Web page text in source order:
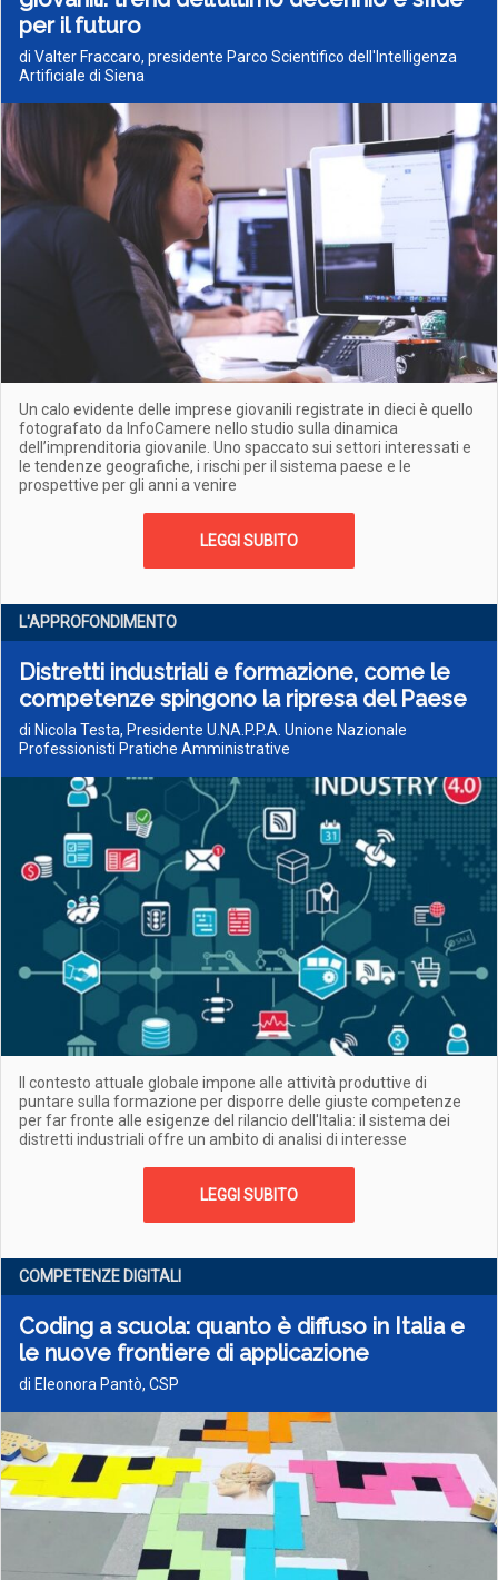
per il futuro
di Valter Fraccaro, presidente Parco Scientifico dell'Intelligenza
Artificiale di Siena
Un calo evidente delle imprese giovanili registrate in dieci è quello
fotografato da InfoCamere nello studio sulla dinamica
dell’imprenditoria giovanile. Uno spaccato sui settori interessati e
le tendenze geografiche, i rischi per il sistema paese e le
prospettive per gli anni a venire
LEGGI SUBITO
L'APPROFONDIMENTO
Distretti industriali e formazione, come le
competenze spingono la ripresa del Paese
di Nicola Testa, Presidente U.NA.P.P.A. Unione Nazionale
Professionisti Pratiche Amministrative
Il contesto attuale globale impone alle attività produttive di
puntare sulla formazione per disporre delle giuste competenze
per far fronte alle esigenze del rilancio dell'Italia: il sistema dei
distretti industriali offre un ambito di analisi di interesse
LEGGI SUBITO
COMPETENZE DIGITALI
Coding a scuola: quanto è diffuso in Italia e
le nuove frontiere di applicazione
di Eleonora Pantò, CSP